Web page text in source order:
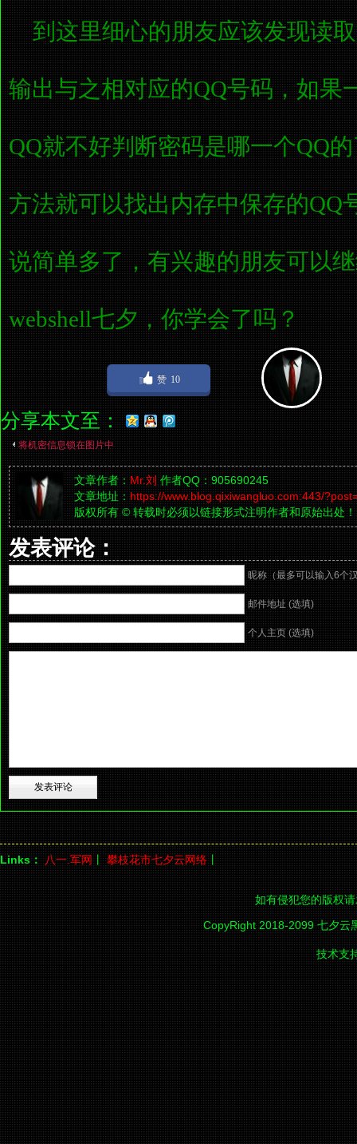
到这里细心的朋友应该发现读
输出与之相对应的QQ号码，如果
QQ就不好判断密码是哪一个QQ
方法就可以找出内存中保存的QQ
说简单多了，有兴趣的朋友可以
webshell七夕，你学会了吗？
赞 10
分享本文至：
将机密信息锁在图片中
文章作者：Mr.刘 作者QQ：905690245
文章地址：https://www.blog.qixiwangluo.com:443/
版权所有 © 转载时必须以链接形式注明作者和原始出处！
发表评论：
昵称（最多可以输入6个
邮件地址 (选填)
个人主页 (选填)
Links： 八一.军网丨攀枝花市七夕云网络丨
如有侵犯您的版权
CopyRight 2018-2099 七夕云
技术支